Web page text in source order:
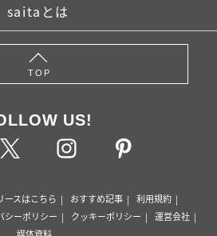
saitaとは
TOP
US!
ースはこちら おすすめ記事
利用規約
シーポリシー クッキーポリシー
運営会社